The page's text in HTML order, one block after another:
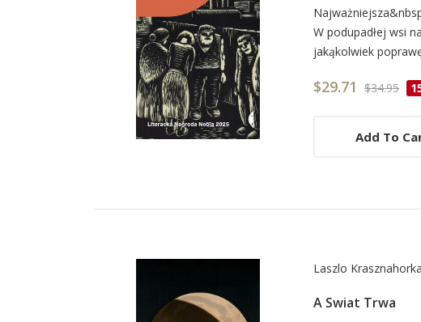
Card
List
Article
W podupadłej wsi
jakąkolwiek
$29.71 $34.95
Add To
Laszlo
A Swiat Trwa